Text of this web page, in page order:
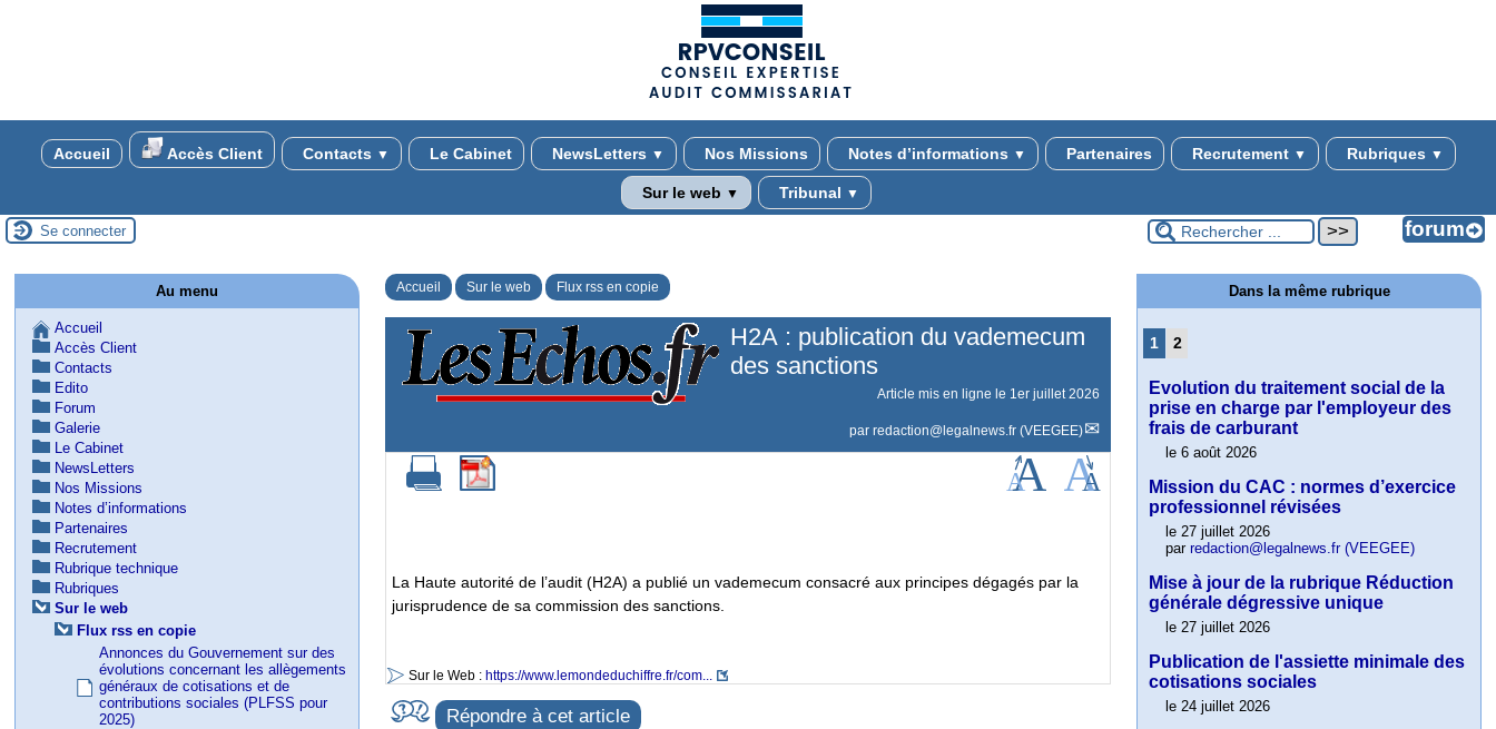
Accueil Accès Client Contacts ▼ Le Cabinet NewsLetters ▼ Nos Missions Notes d’informations ▼ Partenaires Recrutement ▼ Rubriques ▼
Sur le web ▼ Tribunal ▼
Se connecter
Accueil Sur le web Flux rss en copie
H2A : publication du vademecum
des sanctions
Article mis en ligne le 1er juillet 2026
par redaction@legalnews.fr (VEEGEE)
La Haute autorité de l’audit (H2A) a publié un vademecum consacré aux principes dégagés par la
jurisprudence de sa commission des sanctions.
Sur le Web : https://www.lemondeduchiffre.fr/com...
Répondre à cet article
Au menu
Accueil
Accès Client
Contacts
Edito
Forum
Galerie
Le Cabinet
NewsLetters
Nos Missions
Notes d’informations
Partenaires
Recrutement
Rubrique technique
Rubriques
Sur le web
Flux rss en copie
Annonces du Gouvernement sur des
évolutions concernant les allègements
généraux de cotisations et de
contributions sociales (PLFSS pour
2025)
Dans la même rubrique
1 2
Evolution du traitement social de la
prise en charge par l'employeur des
frais de carburant
le 6 août 2026
Mission du CAC : normes d’exercice
professionnel révisées
le 27 juillet 2026
parredaction@legalnews.fr (VEEGEE)
Mise à jour de la rubrique Réduction
générale dégressive unique
le 27 juillet 2026
Publication de l'assiette minimale des
cotisations sociales
le 24 juillet 2026